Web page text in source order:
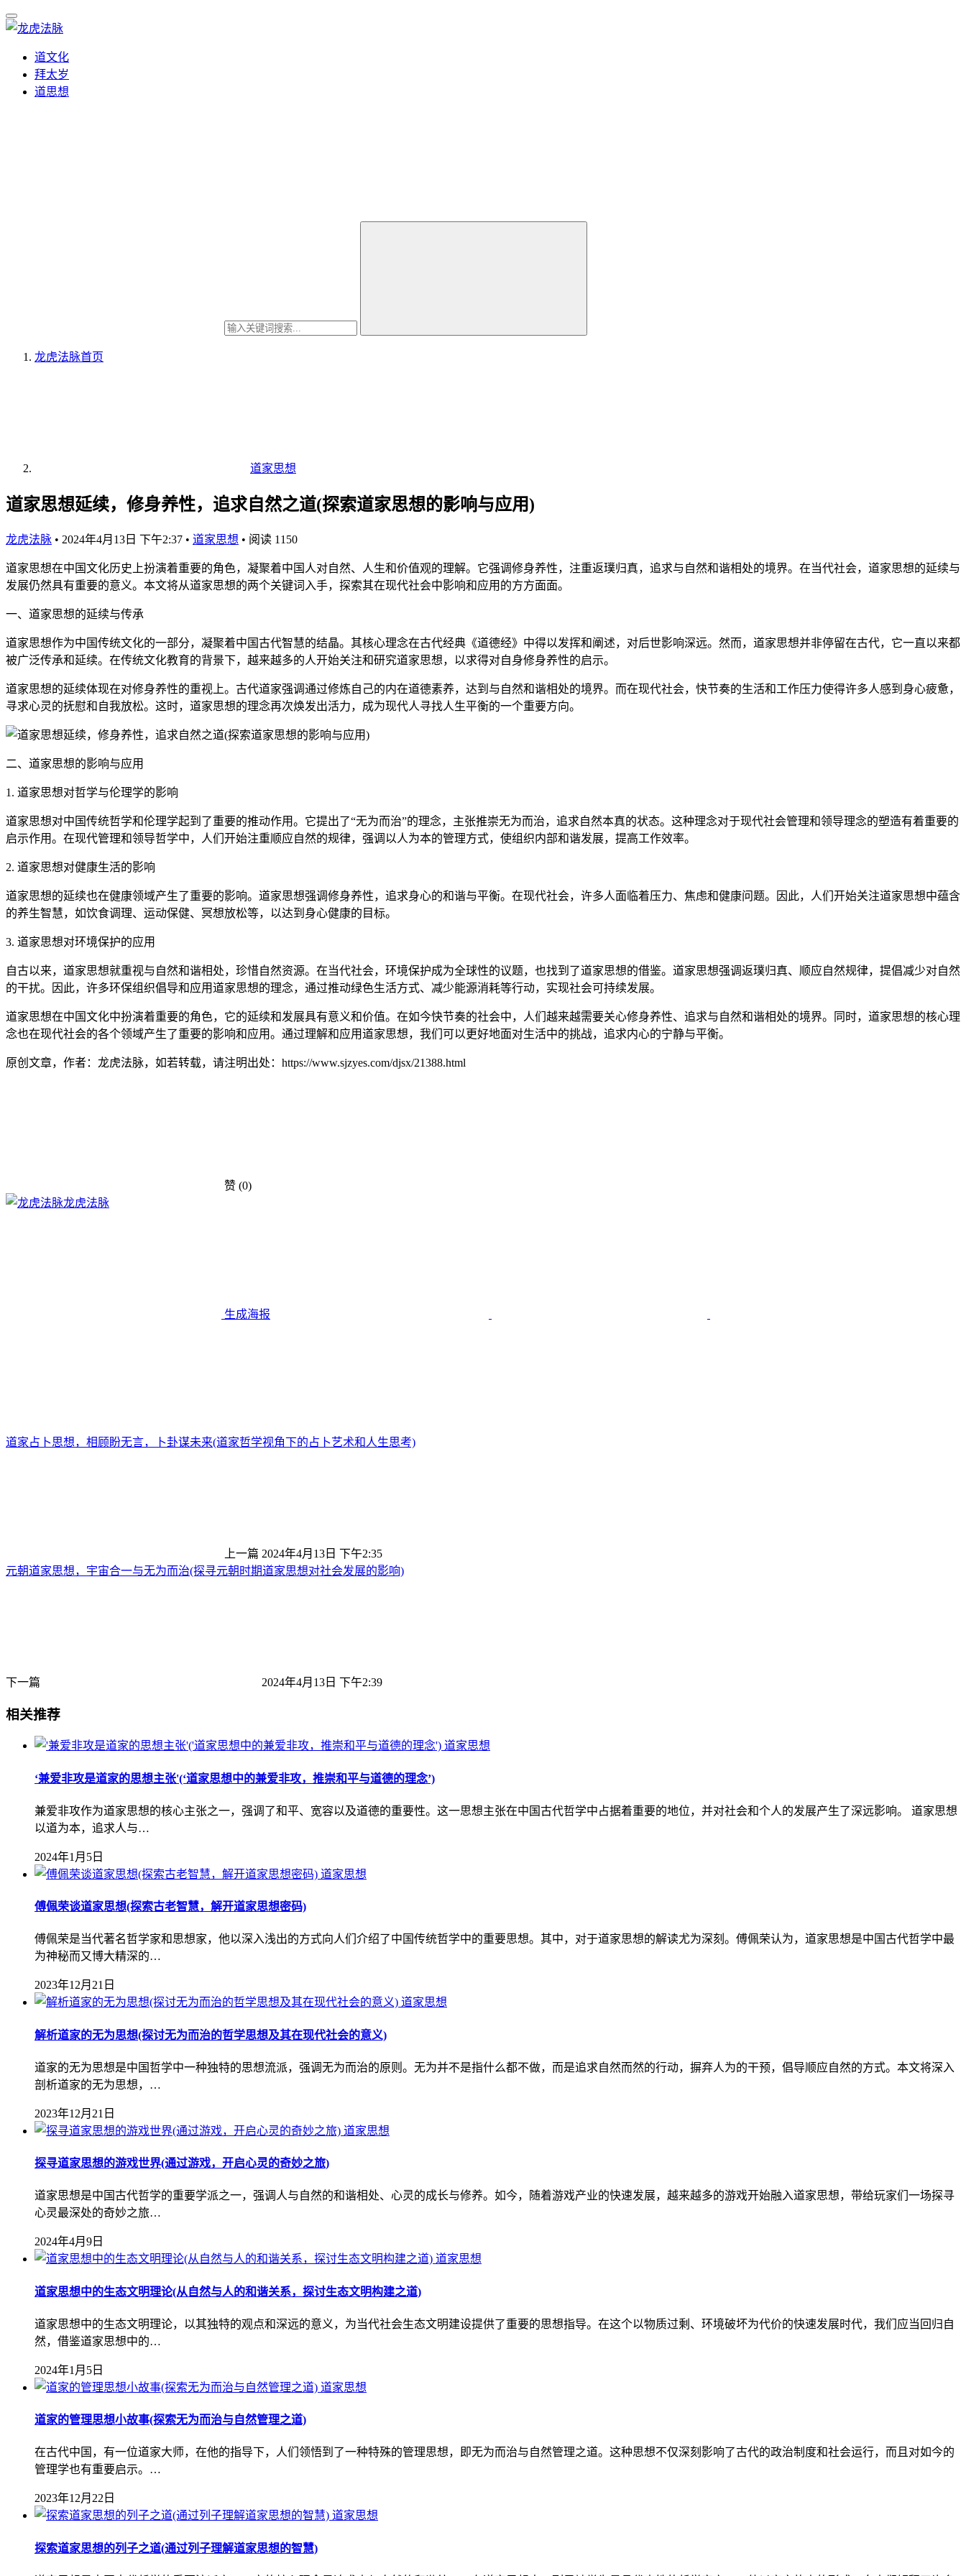
道文化
拜太岁
道思想
龙虎法脉首页
道家思想
道家思想延续，修身养性，追求自然之道(探索道家思想的影响与应用)
龙虎法脉 • 2024年4月13日 下午2:37 • 道家思想 • 阅读 1150
道家思想在中国文化历史上扮演着重要的角色，凝聚着中国人对自然、人生和价值观的理解。它强调修身养性，注重返璞归真，追求与自然和谐相处的境界。在当代社会，道家思想的延续与
发展仍然具有重要的意义。本文将从道家思想的两个关键词入手，探索其在现代社会中影响和应用的方方面面。
一、道家思想的延续与传承
道家思想作为中国传统文化的一部分，凝聚着中国古代智慧的结晶。其核心理念在古代经典《道德经》中得以发挥和阐述，对后世影响深远。然而，道家思想并非停留在古代，它一直以来都
被广泛传承和延续。在传统文化教育的背景下，越来越多的人开始关注和研究道家思想，以求得对自身修身养性的启示。
道家思想的延续体现在对修身养性的重视上。古代道家强调通过修炼自己的内在道德素养，达到与自然和谐相处的境界。而在现代社会，快节奏的生活和工作压力使得许多人感到身心疲惫，
寻求心灵的抚慰和自我放松。这时，道家思想的理念再次焕发出活力，成为现代人寻找人生平衡的一个重要方向。
二、道家思想的影响与应用
1. 道家思想对哲学与伦理学的影响
道家思想对中国传统哲学和伦理学起到了重要的推动作用。它提出了“无为而治”的理念，主张推崇无为而治，追求自然本真的状态。这种理念对于现代社会管理和领导理念的塑造有着重要的
启示作用。在现代管理和领导哲学中，人们开始注重顺应自然的规律，强调以人为本的管理方式，使组织内部和谐发展，提高工作效率。
2. 道家思想对健康生活的影响
道家思想的延续也在健康领域产生了重要的影响。道家思想强调修身养性，追求身心的和谐与平衡。在现代社会，许多人面临着压力、焦虑和健康问题。因此，人们开始关注道家思想中蕴含
的养生智慧，如饮食调理、运动保健、冥想放松等，以达到身心健康的目标。
3. 道家思想对环境保护的应用
自古以来，道家思想就重视与自然和谐相处，珍惜自然资源。在当代社会，环境保护成为全球性的议题，也找到了道家思想的借鉴。道家思想强调返璞归真、顺应自然规律，提倡减少对自然
的干扰。因此，许多环保组织倡导和应用道家思想的理念，通过推动绿色生活方式、减少能源消耗等行动，实现社会可持续发展。
道家思想在中国文化中扮演着重要的角色，它的延续和发展具有意义和价值。在如今快节奏的社会中，人们越来越需要关心修身养性、追求与自然和谐相处的境界。同时，道家思想的核心理
念也在现代社会的各个领域产生了重要的影响和应用。通过理解和应用道家思想，我们可以更好地面对生活中的挑战，追求内心的宁静与平衡。
原创文章，作者：龙虎法脉，如若转载，请注明出处：https://www.sjzyes.com/djsx/21388.html
赞 (0)
龙虎法脉
生成海报
道家占卜思想，相顾盼无言，卜卦谋未来(道家哲学视角下的占卜艺术和人生思考)
上一篇 2024年4月13日 下午2:35
元朝道家思想，宇宙合一与无为而治(探寻元朝时期道家思想对社会发展的影响)
下一篇 2024年4月13日 下午2:39
相关推荐
道家思想
‘兼爱非攻是道家的思想主张'(‘道家思想中的兼爱非攻，推崇和平与道德的理念’)
兼爱非攻作为道家思想的核心主张之一，强调了和平、宽容以及道德的重要性。这一思想主张在中国古代哲学中占据着重要的地位，并对社会和个人的发展产生了深远影响。 道家思想
以道为本，追求人与…
2024年1月5日
道家思想
傅佩荣谈道家思想(探索古老智慧，解开道家思想密码)
傅佩荣是当代著名哲学家和思想家，他以深入浅出的方式向人们介绍了中国传统哲学中的重要思想。其中，对于道家思想的解读尤为深刻。傅佩荣认为，道家思想是中国古代哲学中最
为神秘而又博大精深的…
2023年12月21日
道家思想
解析道家的无为思想(探讨无为而治的哲学思想及其在现代社会的意义)
道家的无为思想是中国哲学中一种独特的思想流派，强调无为而治的原则。无为并不是指什么都不做，而是追求自然而然的行动，摒弃人为的干预，倡导顺应自然的方式。本文将深入
剖析道家的无为思想，…
2023年12月21日
道家思想
探寻道家思想的游戏世界(通过游戏，开启心灵的奇妙之旅)
道家思想是中国古代哲学的重要学派之一，强调人与自然的和谐相处、心灵的成长与修养。如今，随着游戏产业的快速发展，越来越多的游戏开始融入道家思想，带给玩家们一场探寻
心灵最深处的奇妙之旅…
2024年4月9日
道家思想
道家思想中的生态文明理论(从自然与人的和谐关系，探讨生态文明构建之道)
道家思想中的生态文明理论，以其独特的观点和深远的意义，为当代社会生态文明建设提供了重要的思想指导。在这个以物质过剩、环境破坏为代价的快速发展时代，我们应当回归自
然，借鉴道家思想中的…
2024年1月5日
道家思想
道家的管理思想小故事(探索无为而治与自然管理之道)
在古代中国，有一位道家大师，在他的指导下，人们领悟到了一种特殊的管理思想，即无为而治与自然管理之道。这种思想不仅深刻影响了古代的政治制度和社会运行，而且对如今的
管理学也有重要启示。…
2023年12月22日
道家思想
探索道家思想的列子之道(通过列子理解道家思想的智慧)